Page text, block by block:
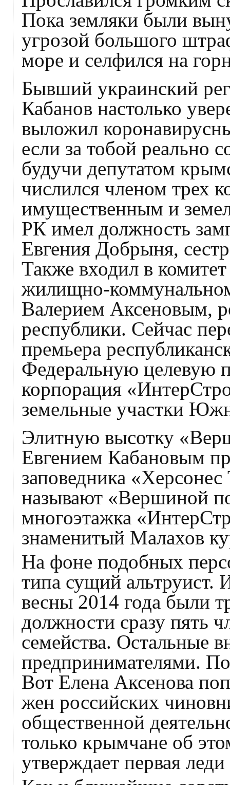
Пока земляки были
угрозой большого
море и селфился на
Бывший украинский
Кабанов настолько
выложил
если за тобой реально
будучи депутатом
числился членом трех
имущественным и
РК имел должность
Евгения Добрыня,
Также входил в
жилищно-
Валерием Аксеновым,
республики. Сейчас
премьера
Федеральную целевую
корпорация
земельные участки
Элитную высотку
Евгением Кабановым
заповедника
называют «Вершиной
многоэтажка
знаменитый Малахов
На фоне подобных
типа сущий альтруист.
весны 2014 года были
должности сразу пять
семейства. Остальные
предпринимателями.
Вот Елена Аксенова
жен российских
общественной
только крымчане об
утверждает первая